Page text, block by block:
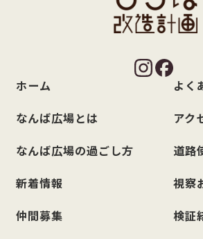
ホーム
なんば広場とは
なんば広場の過ごし方
新着情報
仲間募集
よく
アク
道路
視察
検証